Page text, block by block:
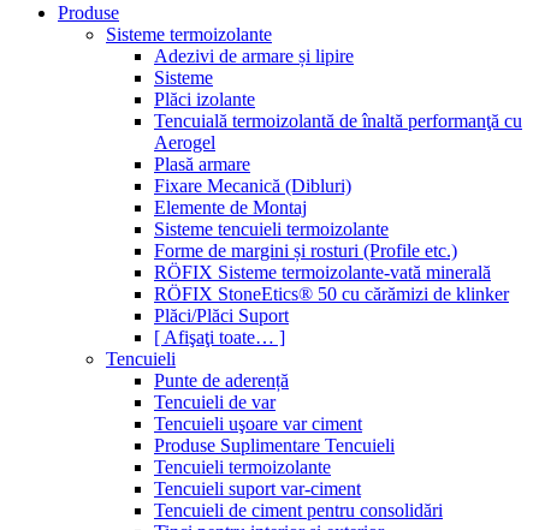
Produse
Sisteme termoizolante
Adezivi de armare și lipire
Sisteme
Plăci izolante
Tencuială termoizolantă de înaltă performanţă cu
Aerogel
Plasă armare
Fixare Mecanică (Dibluri)
Elemente de Montaj
Sisteme tencuieli termoizolante
Forme de margini și rosturi (Profile etc.)
RÖFIX Sisteme termoizolante-vată minerală
RÖFIX StoneEtics® 50 cu cărămizi de klinker
Plăci/Plăci Suport
[ Afişaţi toate… ]
Tencuieli
Punte de aderență
Tencuieli de var
Tencuieli uşoare var ciment
Produse Suplimentare Tencuieli
Tencuieli termoizolante
Tencuieli suport var-ciment
Tencuieli de ciment pentru consolidări